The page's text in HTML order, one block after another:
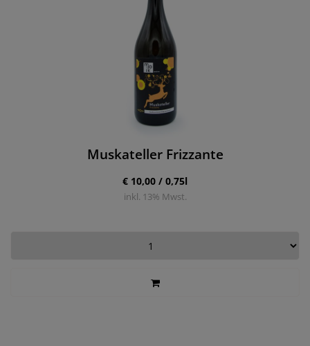
Muskateller Frizzante
€ 10,00 / 0,75l
inkl. 13% Mwst.